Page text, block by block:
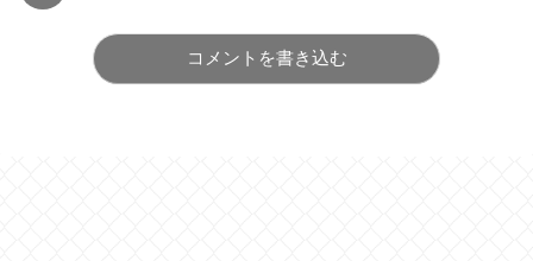
コメントを書き込む